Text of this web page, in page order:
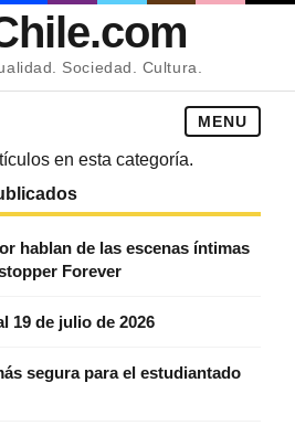
Sociedad. Cultura.
MENU
en esta categoría.
hablan de las escenas íntimas
Forever
19 de julio de 2026
segura para el estudiantado